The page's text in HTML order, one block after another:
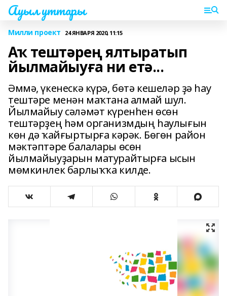
Ауыл уттары
Милли проект 24 ЯНВАРЯ 2020, 11:15
Аҡ тештәрең ялтыратып
йылмайыуға ни етә...
Әммә, үкенескә күрә, бөтә кешеләр ҙә һау
тештәре менән маҡтана алмай шул.
Йылмайыу сәләмәт күренһен өсөн
тештәрҙең һәм организмдың һаулығын
көн дә ҡайғыртырға кәрәк. Бөгөн район
мәктәптәре балалары өсөн
йылмайыуҙарын матурайтырға ысын
мөмкинлек барлыҡҡа килде.